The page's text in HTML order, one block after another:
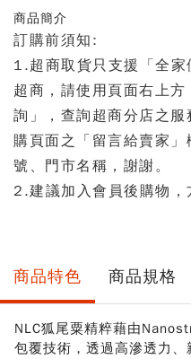
數
量
商品簡介
訂購前須知:
1.超商取貨只支援「全
超商，請使用頁面右上
詢」，查詢超商分店之
購頁面之「留言給賣家
號、門市名稱，謝謝。
2.建議加入會員後購物，
商品特色 商品規格
NLC狐尾粟精粹藉由
包覆技術，透過高滲透力